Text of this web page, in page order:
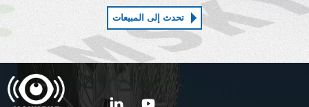
تحدث إلى المبيعات